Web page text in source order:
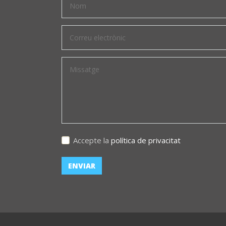
Accepte la política de privacitat